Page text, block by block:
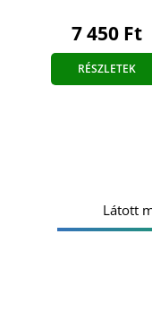
7 450 Ft
RÉSZLETEK
Látott